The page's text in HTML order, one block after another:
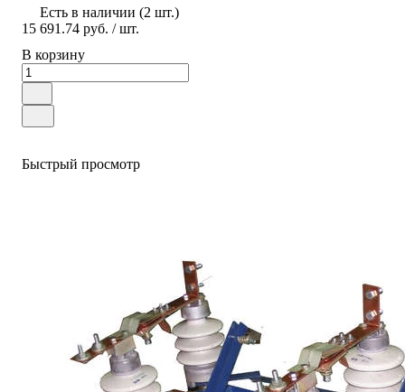
Есть в наличии (2 шт.)
15 691.74 руб. / шт.
В корзину
Быстрый просмотр